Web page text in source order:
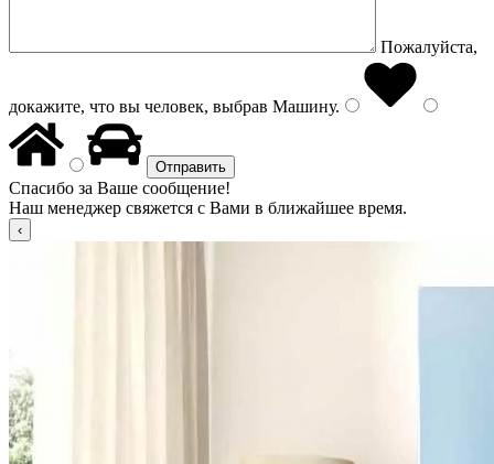
Пожалуйста,
докажите, что вы человек, выбрав Машину.
Спасибо за Ваше сообщение!
Наш менеджер свяжется с Вами в ближайшее время.